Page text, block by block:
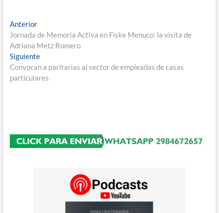
Navegación
de
entradas
AnteriorEntrada
anterior:
Jornada de Memoria Activa en Fiske Menuco: la visita de
Adriana Metz Romero
SiguienteEntrada
siguiente:
Convocan a paritarias al sector de empleadas de casas
particulares